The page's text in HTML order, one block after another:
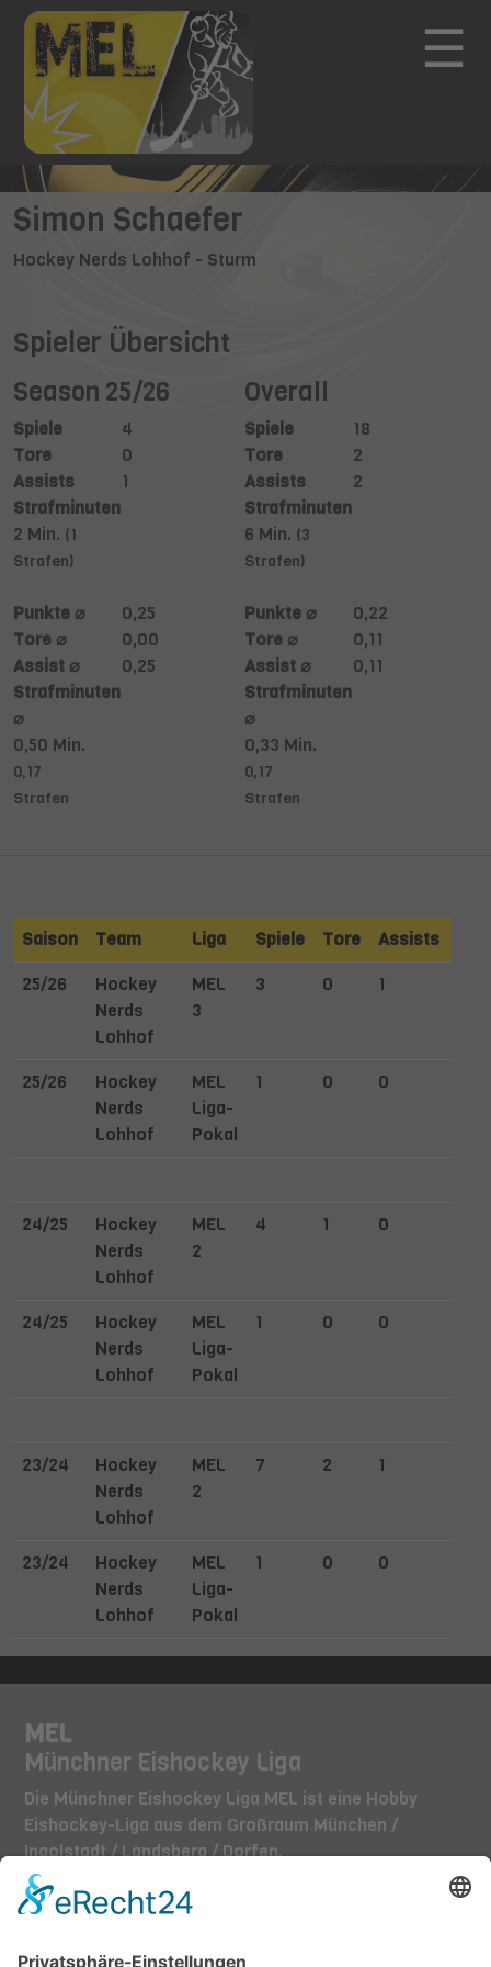
☰
Simon Schaefer
Hockey Nerds Lohhof - Sturm
Spieler Übersicht
Season 25/26
Spiele
4
Tore
0
Assists
1
Strafminuten
2 Min. (1
Strafen)
Punkte ⌀
0,25
Tore ⌀
0,00
Assist ⌀
0,25
Strafminuten
⌀
0,50 Min.
0,17
Strafen
Overall
Spiele
18
Tore
2
Assists
2
Strafminuten
6 Min. (3
Strafen)
Punkte ⌀
0,22
Tore ⌀
0,11
Assist ⌀
0,11
Strafminuten
⌀
0,33 Min.
0,17
Strafen
Saison Team Liga Spiele Tore Assists
25/26
Hockey
Nerds
Lohhof
MEL
3
3 0 1
25/26
Hockey
Nerds
Lohhof
MEL
Liga-
Pokal
1 0 0
24/25
Hockey
Nerds
Lohhof
MEL
2
4 1 0
24/25
Hockey
Nerds
Lohhof
MEL
Liga-
Pokal
1 0 0
23/24
Hockey
Nerds
Lohhof
MEL
2
7 2 1
23/24
Hockey
Nerds
Lohhof
MEL
Liga-
Pokal
1 0 0
MEL
Münchner Eishockey Liga
Die Münchner Eishockey Liga MEL ist eine Hobby
Eishockey-Liga aus dem Großraum München /
Ingolstadt / Landsberg / Dorfen.